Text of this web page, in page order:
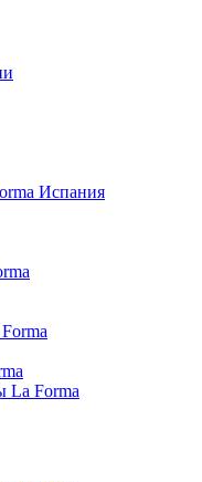
Испания
La Forma